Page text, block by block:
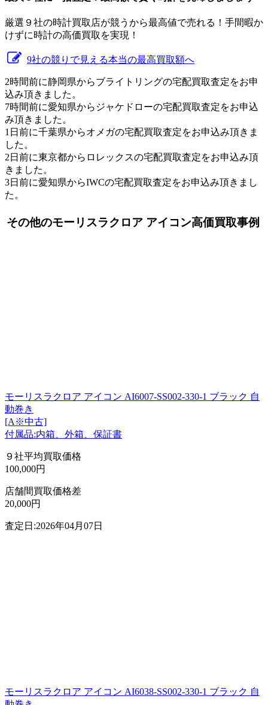
厳選９社の時計買取店が競うから最高値で売れる！手間暇か
けずに時計の高価買取を実現！
9社の競りで見える本当の最高買取額へ
2時間前に静岡県からブライトリングの宅配買取査定をお申
込み頂きました。
7時間前に愛知県からジャケドローの宅配買取査定をお申込
み頂きました。
1日前に千葉県からオメガの宅配買取査定をお申込み頂きま
した。
2日前に東京都からロレックスの宅配買取査定をお申込み頂
きました。
3日前に愛知県からIWCの宅配買取査定をお申込み頂きまし
た。
その他のモーリスラクロア アイコン高価買取事例
モーリスラクロア アイコン AI6007-SS002-330-1 ブラック 自
動巻き
[A※中古]
付属品:内箱、外箱、保証書
９社平均買取価格
100,000円
店舗間買取価格差
20,000円
査定日:2026年04月07日
モーリスラクロア アイコン AI6038-SS002-330-1 ブラック 自